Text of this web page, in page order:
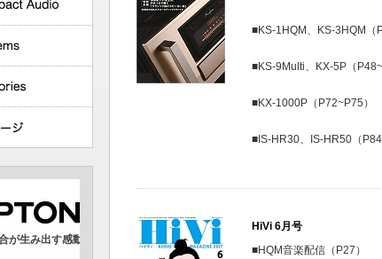
■KS-1HQM、KS-3HQM（
■KS-9Multi、KX-5P（
■KX-1000P（P72~P75）
■IS-HR30、IS-HR50（
HiVi 6月号
■HQM音楽配信（P27）